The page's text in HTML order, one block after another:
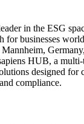
in the ESG
for businesses
HUB, a
designed for
compliance.